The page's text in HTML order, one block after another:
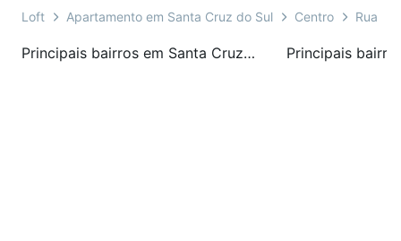
Loft Apartamento em Santa Cruz do Sul Centro Rua
Principais bairros em Santa Cruz do Sul, RS